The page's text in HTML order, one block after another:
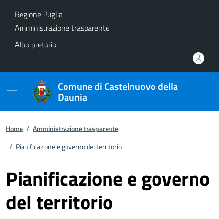
Regione Puglia
Amministrazione trasparente
Albo pretorio
Comune di Castelnuovo della
Daunia
Home / Amministrazione trasparente
/ Pianificazione e governo del territorio
Pianificazione e governo
del territorio